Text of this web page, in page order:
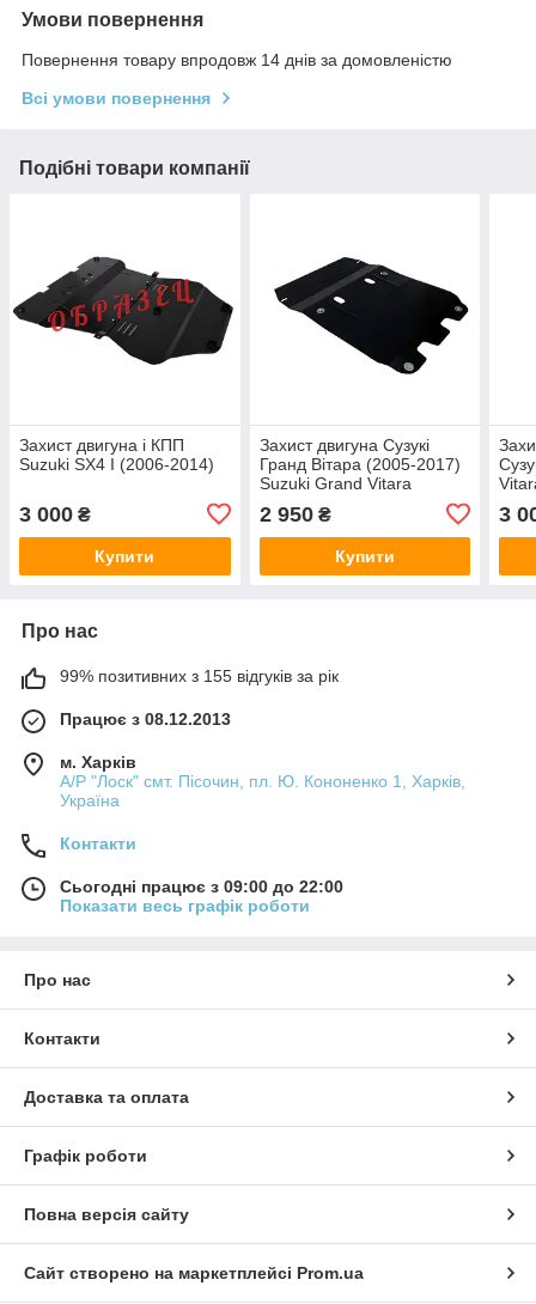
Умови повернення
Повернення товару впродовж 14 днів за домовленістю
Всі умови повернення
Подібні товари компанії
Захист двигуна і КПП
Suzuki SX4 I (2006-2014)
3 000 ₴
Купити
Захист двигуна Сузукі
Гранд Вітара (2005-2017)
Suzuki Grand Vitara
2 950₴
Купити
3
Про нас
99% позитивних з 155 відгуків за рік
Працює з 08.12.2013
м. Харків
А/Р "Лоск" смт. Пісочин, пл. Ю. Кононенко 1, Харків,
Україна
Контакти
Сьогодні працює з 09:00 до 22:00
Показати весь графік роботи
Про нас
Контакти
Доставка та оплата
Графік роботи
Повна версія сайту
Сайт створено на маркетплейсі Prom.ua